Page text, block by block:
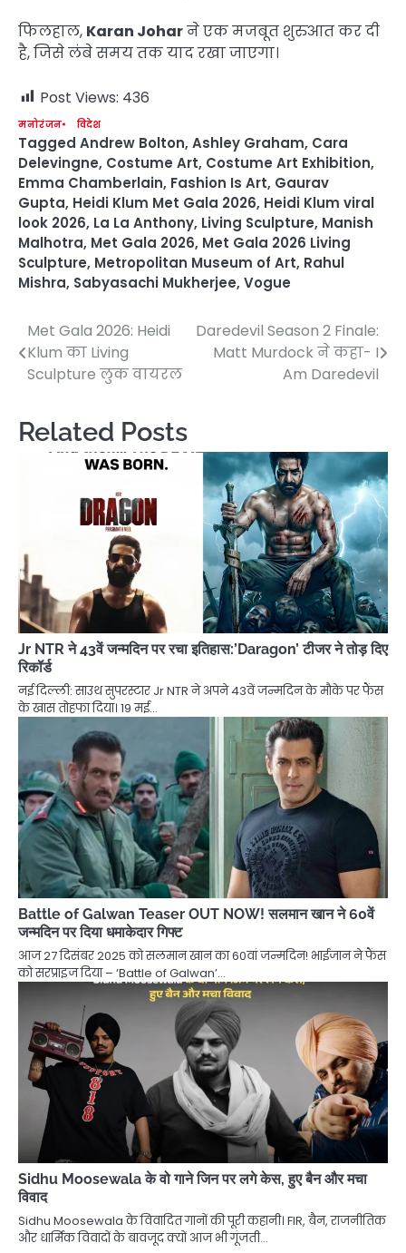
फिलहाल, Karan Joharने एक मजबूत शुरुआत कर दी
है, जिसे लंबे समय तक याद रखा जाएगा।
Post Views: 436
मनोरंजन विदेश
Tagged Andrew Bolton, Ashley Graham, Cara
Delevingne, Costume Art, Costume Art Exhibition,
Emma Chamberlain, Fashion Is Art, Gaurav
Gupta, Heidi Klum Met Gala 2026, Heidi Klum viral
look 2026, La La Anthony, Living Sculpture, Manish
Malhotra, Met Gala 2026, Met Gala 2026 Living
Sculpture, Metropolitan Museum of Art, Rahul
Mishra, Sabyasachi Mukherjee, Vogue
Post
navigation
Met Gala 2026: Heidi
Klum का Living
Sculpture लुक वायरल
Daredevil Season 2 Finale:
Matt Murdock ने कहा- I
Am Daredevil
Related Posts
Jr NTR ने 43वें जन्मदिन पर रचा इतिहास:’Daragon’ टीजर ने तोड़ दिए
रिकॉर्ड
नई दिल्ली: साउथ सुपरस्टार Jr NTR ने अपने 43वें जन्मदिन के मौके पर फैंस
के खास तोहफा दिया। 19 मई…
Battle of Galwan Teaser OUT NOW! सलमान खान ने 60वें
जन्मदिन पर दिया धमाकेदार गिफ्ट
आज 27 दिसंबर 2025 को सलमान खान का 60वां जन्मदिन! भाईजान ने फैंस
को सरप्राइज दिया – ‘Battle of Galwan’…
Sidhu Moosewala के वो गाने जिन पर लगे केस, हुए बैन और मचा
विवाद
Sidhu Moosewala के विवादित गानों की पूरी कहानी। FIR, बैन, राजनीतिक
और धार्मिक विवादों के बावजूद क्यों आज भी गूंजती…